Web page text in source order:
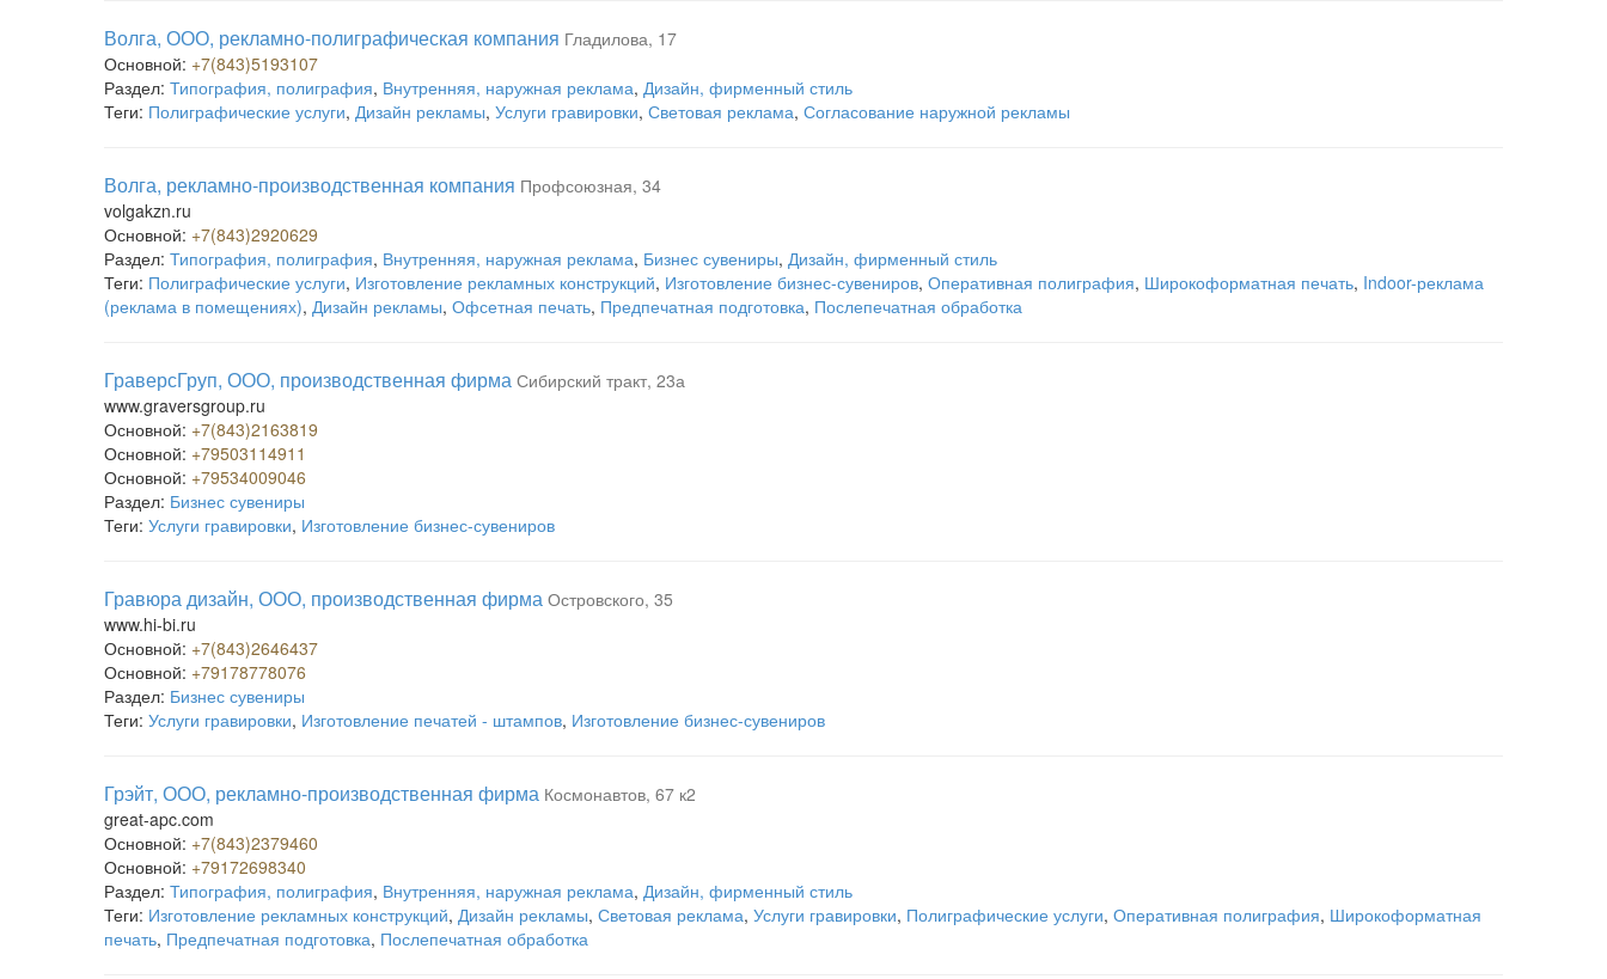
Волга, ООО, рекламно-полиграфическая компания Гладилова, 17
Основной: +7(843)5193107
Раздел: Типография, полиграфия, Внутренняя, наружная реклама, Дизайн, фирменный стиль
Теги: Полиграфические услуги, Дизайн рекламы, Услуги гравировки, Световая реклама, Согласование наружной рекламы
Волга, рекламно-производственная компания Профсоюзная, 34
volgakzn.ru
Основной: +7(843)2920629
Раздел: Типография, полиграфия, Внутренняя, наружная реклама, Бизнес сувениры, Дизайн, фирменный стиль
Теги: Полиграфические услуги, Изготовление рекламных конструкций, Изготовление бизнес-сувениров, Оперативная полиграфия, Широкоформатная печать, Indoor-реклама
(реклама в помещениях), Дизайн рекламы, Офсетная печать, Предпечатная подготовка, Послепечатная обработка
ГраверсГруп, ООО, производственная фирма Сибирский тракт, 23а
www.graversgroup.ru
Основной: +7(843)2163819
Основной: +79503114911
Основной: +79534009046
Раздел: Бизнес сувениры
Теги: Услуги гравировки, Изготовление бизнес-сувениров
Гравюра дизайн, ООО, производственная фирма Островского, 35
www.hi-bi.ru
Основной: +7(843)2646437
Основной: +79178778076
Раздел: Бизнес сувениры
Теги: Услуги гравировки, Изготовление печатей - штампов, Изготовление бизнес-сувениров
Грэйт, ООО, рекламно-производственная фирма Космонавтов, 67 к2
great-apc.com
Основной: +7(843)2379460
Основной: +79172698340
Раздел: Типография, полиграфия, Внутренняя, наружная реклама, Дизайн, фирменный стиль
Теги: Изготовление рекламных конструкций, Дизайн рекламы, Световая реклама, Услуги гравировки, Полиграфические услуги, Оперативная полиграфия, Широкоформатная
печать, Предпечатная подготовка, Послепечатная обработка